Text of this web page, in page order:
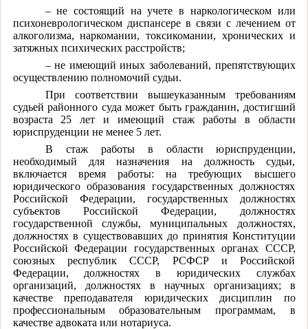
– не состоящий на учете в наркологическом или
психоневрологическом диспансере в связи с лечением от
алкоголизма, наркомании, токсикомании, хронических и
затяжных психических расстройств;
– не имеющий иных заболеваний, препятствующих
осуществлению полномочий судьи.
При соответствии вышеуказанным требованиям
судьей районного суда может быть гражданин, достигший
возраста 25 лет и имеющий стаж работы в области
юриспруденции не менее 5 лет.
В стаж работы в области юриспруденции,
необходимый для назначения на должность судьи,
включается время работы: на требующих высшего
юридического образования государственных должностях
Российской Федерации, государственных должностях
субъектов Российской Федерации, должностях
государственной службы, муниципальных должностях,
должностях в существовавших до принятия Конституции
Российской Федерации государственных органах СССР,
союзных республик СССР, РСФСР и Российской
Федерации, должностях в юридических службах
организаций, должностях в научных организациях; в
качестве преподавателя юридических дисциплин по
профессиональным образовательным программам, в
качестве адвоката или нотариуса.